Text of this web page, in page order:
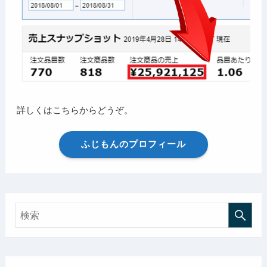
詳しくはこちらからどうぞ。
ふじもんのプロフィール